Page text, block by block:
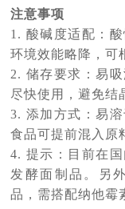
注意事项
1. 酸碱度适配：
环境效能略降，可
2. 储存要求：易
尽快使用，避免结
3. 添加方式：易
食品可提前混入原
4. 提示：目前在
发酵面制品。另
品，需搭配纳他霉